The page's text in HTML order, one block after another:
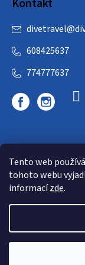
Tento web
tohoto webu
informacízde.
Kontakt
divetravel@
608425637
774777637
DIVETRAVEL
Copyright